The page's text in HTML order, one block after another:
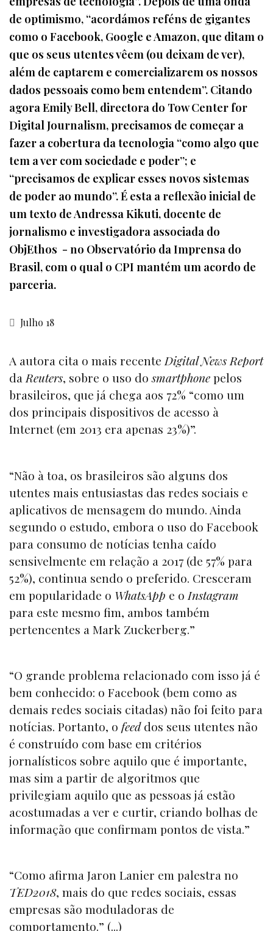
de optimismo, “acordámos reféns de gigantes
como o Facebook, Google e Amazon, que ditam o
que os seus utentes vêem (ou deixam de ver),
além de captarem e comercializarem os nossos
dados pessoais como bem entendem”. Citando
agora Emily Bell, directora do Tow Center for
Digital Journalism, precisamos de começar a
fazer a cobertura da tecnologia “como algo que
tem a ver com sociedade e poder”; e
“precisamos de explicar esses novos sistemas
de poder ao mundo”. É esta a reflexão inicial de
um texto de Andressa Kikuti, docente de
jornalismo e investigadora associada do
ObjEthos - no Observatório da Imprensa do
Brasil, com o qual o CPI mantém um acordo de
parceria.
Julho 18
A autora cita o mais recenteDigital News Report
daReuters, sobre o uso dosmartphonepelos
brasileiros, que já chega aos 72% “como um
dos principais dispositivos de acesso à
Internet (em 2013 era apenas 23%)”.
“Não à toa, os brasileiros são alguns dos
utentes mais entusiastas das redes sociais e
aplicativos de mensagem do mundo. Ainda
segundo o estudo, embora o uso do Facebook
para consumo de notícias tenha caído
sensivelmente em relação a 2017 (de 57% para
52%), continua sendo o preferido. Cresceram
em popularidade o WhatsApp e o Instagram
para este mesmo fim, ambos também
pertencentes a Mark Zuckerberg.”
“O grande problema relacionado com isso já é
bem conhecido: o Facebook (bem como as
demais redes sociais citadas) não foi feito para
notícias. Portanto, o feeddos seus utentes não
é construído com base em critérios
jornalísticos sobre aquilo que é importante,
mas sim a partir de algoritmos que
privilegiam aquilo que as pessoas já estão
acostumadas a ver e curtir, criando bolhas de
informação que confirmam pontos de vista.”
“Como afirma Jaron Lanier em palestra no
TED2018, mais do que redes sociais, essas
empresas são moduladoras de
comportamento.” (...)